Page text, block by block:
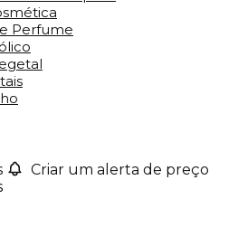
Perfume
Criar um alerta de preço